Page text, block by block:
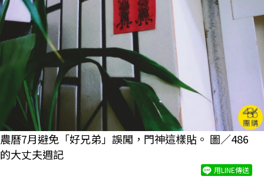
農曆7月避免「好兄弟」誤闖，門神這樣貼。 圖／486
的大丈夫週記
用LINE傳送